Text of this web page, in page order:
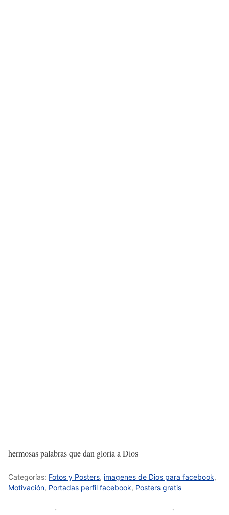
hermosas palabras que dan gloria a Dios
Categorías: Fotos y Posters, imagenes de Dios para facebook,
Motivación, Portadas perfil facebook, Posters gratis